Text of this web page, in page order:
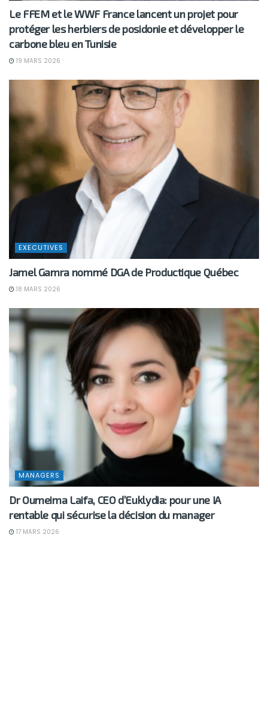
Le FFEM et le WWF France lancent un projet pour
protéger les herbiers de posidonie et développer le
carbone bleu en Tunisie
19 MARS 2026
EXECUTIVES
Jamel Gamra nommé DGA de Productique Québec
18 MARS 2026
MANAGERS
Dr Oumeima Laifa, CEO d’Euklydia: pour une IA
rentable qui sécurise la décision du manager
17 MARS 2026